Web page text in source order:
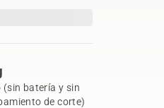
(sin batería y sin
de corte)